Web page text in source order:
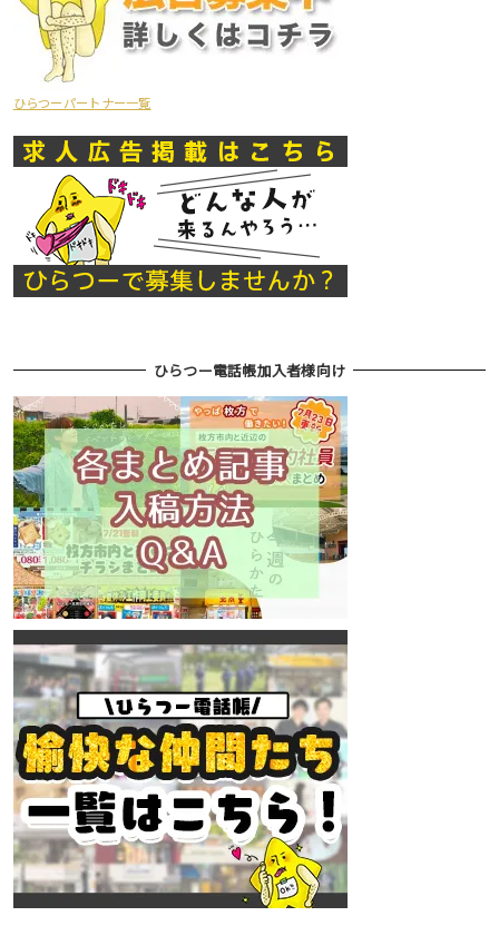
ひらつーパートナー一覧
ひらつー電話帳加入者様向け